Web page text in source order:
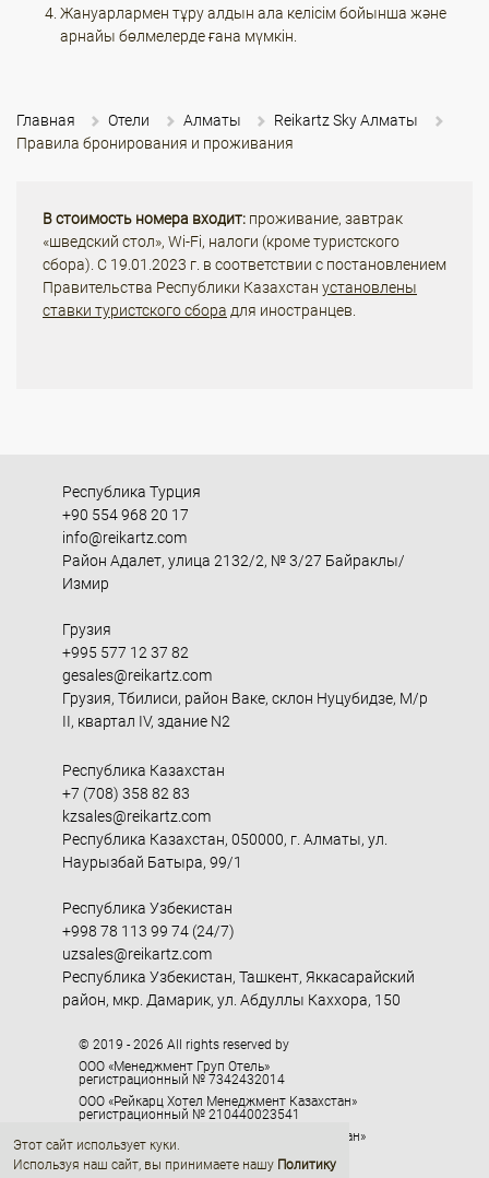
Жануарлармен тұру алдын ала келісім бойынша және
арнайы бөлмелерде ғана мүмкін.
Главная Отели Алматы
Reikartz Sky Алматы
Правила бронирования и проживания
В стоимость номера входит: проживание, завтрак
«шведский стол», Wi-Fi, налоги (кроме туристского
сбора). С 19.01.2023 г. в соответствии с постановлением
Правительства Республики Казахстан установлены
ставки туристского сбора для иностранцев.
Этот сайт использует куки.
Используя наш сайт, вы принимаете нашу Политику
Республика Турция
+90 554 968 20 17
info@reikartz.com
Район Адалет, улица 2132/2, № 3/27 Байраклы/
Измир
Грузия
+995 577 12 37 82
gesales@reikartz.com
Грузия, Тбилиси, район Ваке, склон Нуцубидзе, М/р
II, квартал IV, здание N2
Республика Казахстан
+7 (708) 358 82 83
kzsales@reikartz.com
Республика Казахстан, 050000, г. Алматы, ул.
Наурызбай Батыра, 99/1
Республика Узбекистан
+998 78 113 99 74 (24/7)
uzsales@reikartz.com
Республика Узбекистан, Ташкент, Яккасарайский
район, мкр. Дамарик, ул. Абдуллы Каххора, 150
© 2019 - 2026 All rights reserved by
ООО «Менеджмент Груп Отель»
регистрационный № 7342432014
ООО «Рейкарц Хотел Менеджмент Казахстан»
регистрационный № 210440023541
ООО «Рейкарц Хотел Менеджмент Узбекистан»
регистрационный № 1095104
ООО «Эйчэмси Джорджия»